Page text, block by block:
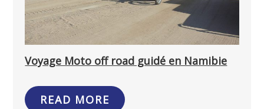
Voyage Moto off road guidé en Namibie
READ MORE